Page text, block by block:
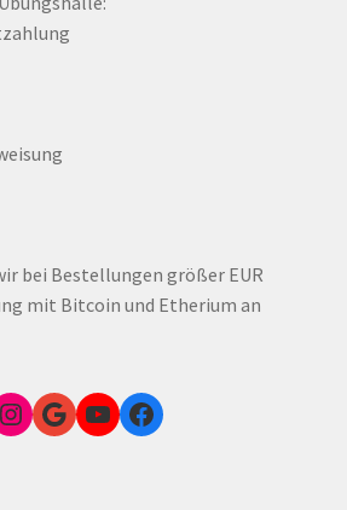
bei Bestellungen größer EUR
mit Bitcoin und Etherium an
Google Link zum FunShop WienYouTubeFacebook